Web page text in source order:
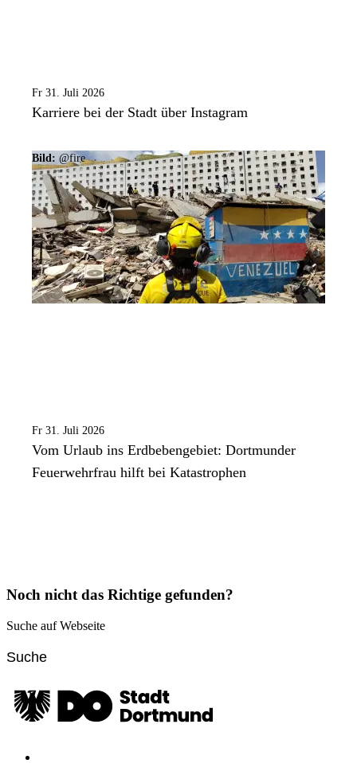
Fr 31. Juli 2026
Karriere bei der Stadt über Instagram
Bild: @fire
Fr 31. Juli 2026
Vom Urlaub ins Erdbebengebiet: Dortmunder
Feuerwehrfrau hilft bei Katastrophen
Noch nicht das Richtige gefunden?
Suche auf Webseite